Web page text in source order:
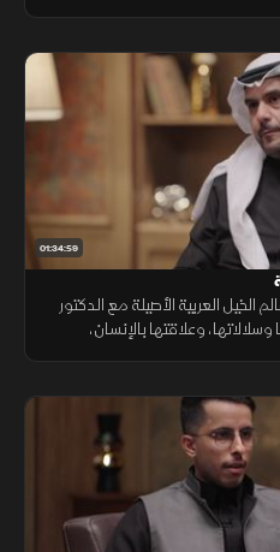
01:34:59
الخيل العربية الأصيلة مع الدكتور
وعلاقتها بالإنسان،